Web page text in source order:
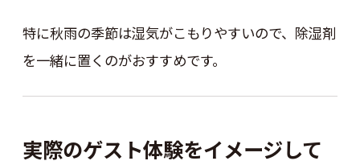
特に秋雨の季節は湿気がこもりやすいので、除湿剤
を一緒に置くのがおすすめです。
実際のゲスト体験をイメージして